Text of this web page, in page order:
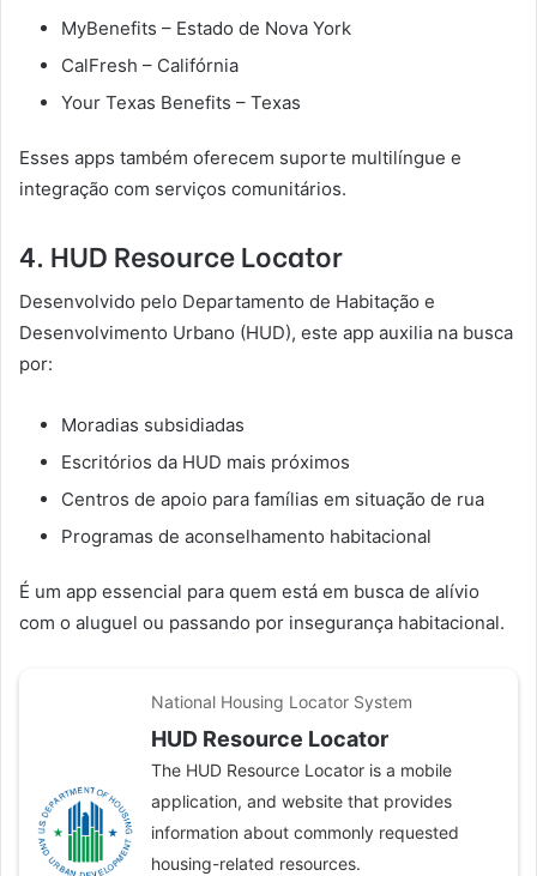
MyBenefits – Estado de Nova York
CalFresh – Califórnia
Your Texas Benefits – Texas
Esses apps também oferecem suporte multilíngue e
integração com serviços comunitários.
4. HUD Resource Locator
Desenvolvido pelo Departamento de Habitação e
Desenvolvimento Urbano (HUD), este app auxilia na busca
por:
Moradias subsidiadas
Escritórios da HUD mais próximos
Centros de apoio para famílias em situação de rua
Programas de aconselhamento habitacional
É um app essencial para quem está em busca de alívio
com o aluguel ou passando por insegurança habitacional.
National Housing Locator System
HUD Resource Locator
The HUD Resource Locator is a mobile
application, and website that provides
information about commonly requested
housing-related resources.